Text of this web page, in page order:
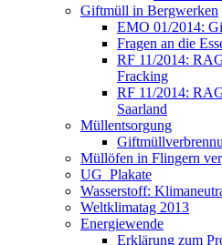
Giftmüll in Bergwerken
EMO 01/2014:
Fragen an die
RF 11/2014:
Fracking
RF 11/2014:
Saarland
Müllentsorgung
Müllöfen in Flingern
UG_Plakate
Wasserstoff:
Weltklimatag 2013
Energiewende
Erklärung zum